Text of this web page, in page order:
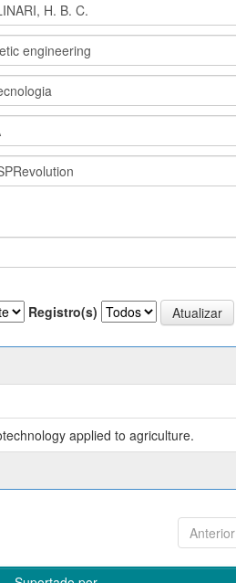
Registro(s)
applied to agriculture.
Anterior